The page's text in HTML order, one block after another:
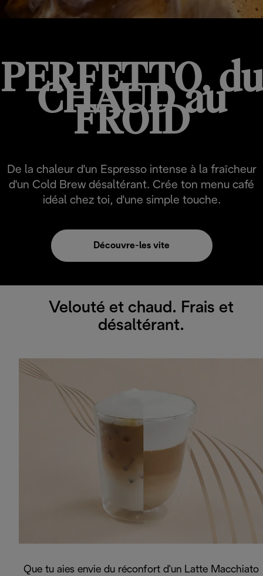
PERFETTO, du
CHAUD au
FROID
De la chaleur d'un Espresso intense à la fraîcheur
d'un Cold Brew désaltérant. Crée ton menu café
idéal chez toi, d'une simple touche.
Découvre-les vite
Velouté et chaud. Frais et
désaltérant.
Que tu aies envie du réconfort d'un Latte Macchiato